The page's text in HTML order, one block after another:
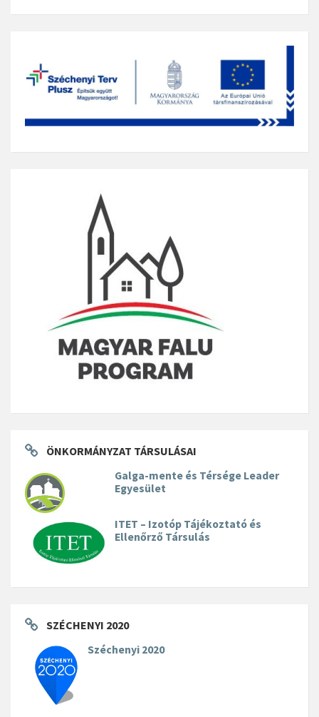
ÖNKORMÁNYZAT TÁRSULÁSAI
Galga-mente és Térsége Leader
Egyesület
ITET – Izotóp Tájékoztató és
Ellenőrző Társulás
SZÉCHENYI 2020
Széchenyi 2020